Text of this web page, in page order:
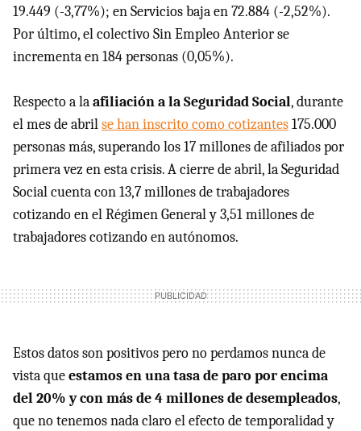
19.449 (-3,77%); en Servicios baja en 72.884 (-2,52%).
Por último, el colectivo Sin Empleo Anterior se
incrementa en 184 personas (0,05%).
Respecto a laafiliación a la Seguridad Social, durante
el mes de abrilse han inscrito como cotizantes175.000
personas más, superando los 17 millones de afiliados por
primera vez en esta crisis. A cierre de abril, la Seguridad
Social cuenta con 13,7 millones de trabajadores
cotizando en el Régimen General y 3,51 millones de
trabajadores cotizando en autónomos.
Estos datos son positivos pero no perdamos nunca de
vista queestamos en una tasa de paro por encima
del 20% y con más de 4 millones de desempleados,
que no tenemos nada claro el efecto de temporalidad y